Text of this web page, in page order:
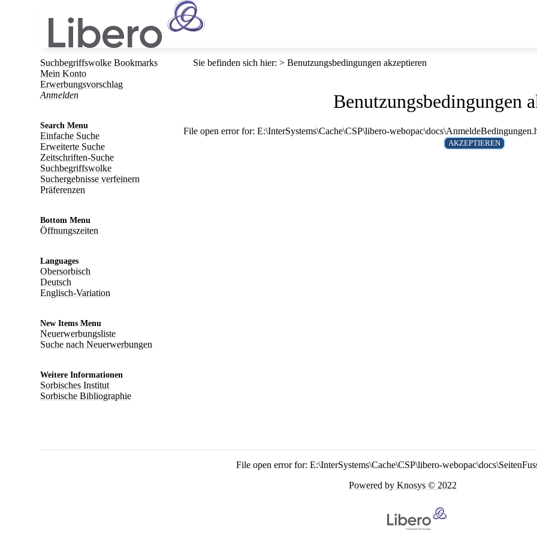
Suchbegriffswolke Bookmarks
Mein Konto
Erwerbungsvorschlag
Anmelden
Search Menu
Einfache Suche
Erweiterte Suche
Zeitschriften-Suche
Suchbegriffswolke
Suchergebnisse verfeinern
Präferenzen
Bottom Menu
Öffnungszeiten
Languages
Obersorbisch
Deutsch
Englisch-Variation
New Items Menu
Neuerwerbungsliste
Suche nach Neuerwerbungen
Weitere Informationen
Sorbisches Institut
Sorbische Bibliographie
Sie befinden sich hier: Benutzungsbedingungen akzeptieren
Benutzungsbedingungen
File open error for: E:\InterSystems\Cache\CSP\libero-
File open error for: E:\InterSystems\Cache\CSP\libero-
Powered by Knosys © 2022